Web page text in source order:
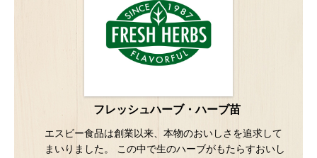
フレッシュハーブ・ハーブ苗
エスビー食品は創業以来、本物のおいしさを追求して
まいりました。 この中で生のハーブがもたらすおいし